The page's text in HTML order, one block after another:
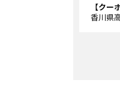
【ク
香川県